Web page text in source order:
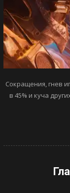
Сокращения, гнев
в 45% и куча